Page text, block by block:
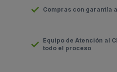
Compras con garantía
Equipo de Atención al
todo el proceso